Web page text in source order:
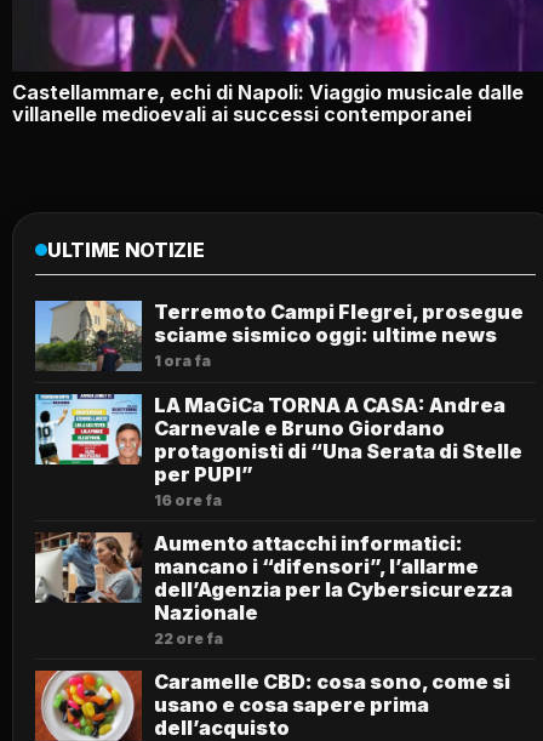
Castellammare, echi di Napoli: Viaggio musicale dalle
villanelle medioevali ai successi contemporanei
ULTIME NOTIZIE
Terremoto Campi Flegrei, prosegue
sciame sismico oggi: ultime news
1 ora fa
LA MaGiCa TORNA A CASA: Andrea
Carnevale e Bruno Giordano
protagonisti di “Una Serata di Stelle
per PUPI”
16 ore fa
Aumento attacchi informatici:
mancano i “difensori”, l’allarme
dell’Agenzia per la Cybersicurezza
Nazionale
22 ore fa
Caramelle CBD: cosa sono, come si
usano e cosa sapere prima
dell’acquisto